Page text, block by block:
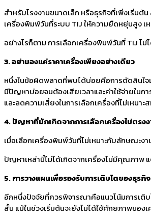
สำหรับโรงงานขนาดเล็ก หรือธุรกิจที่เพิ่งเริ่ม
เครื่องพิมพ์วันที่ระบบ TIJ ให้ความยืดหยุ่นสูง เ
อย่างไรก็ตาม การเลือกเครื่องพิมพ์วันที่ TIJ
3. อย่ามองแค่ราคาเครื่องเพียงอย่างเดียว
หนึ่งในข้อผิดพลาดที่พบได้บ่อยคือการตัดสินใจ
มีปัญหาบ่อยจนต้องเสียเวลาและค่าใช้จ่ายในก
และลดความเสี่ยงในการเลือกเครื่องที่ไม่เหมาะ
4. ปัญหาที่มักเกิดจากการเลือกเครื่องไม่ตรงง
เมื่อเลือกเครื่องพิมพ์วันที่ไม่เหมาะกับลักษณะง
ปัญหาเหล่านี้ไม่ได้เกิดจากเครื่องไม่มีคุณภาพ
5. การวางแผนเพื่อรองรับการเติบโตของธุรกิจ
อีกหนึ่งปัจจัยที่ควรพิจารณาคือแนวโน้มการเติบ
สั้น แม้ในช่วงเริ่มต้นจะยังไม่ได้ใช้ศักยภาพขอ